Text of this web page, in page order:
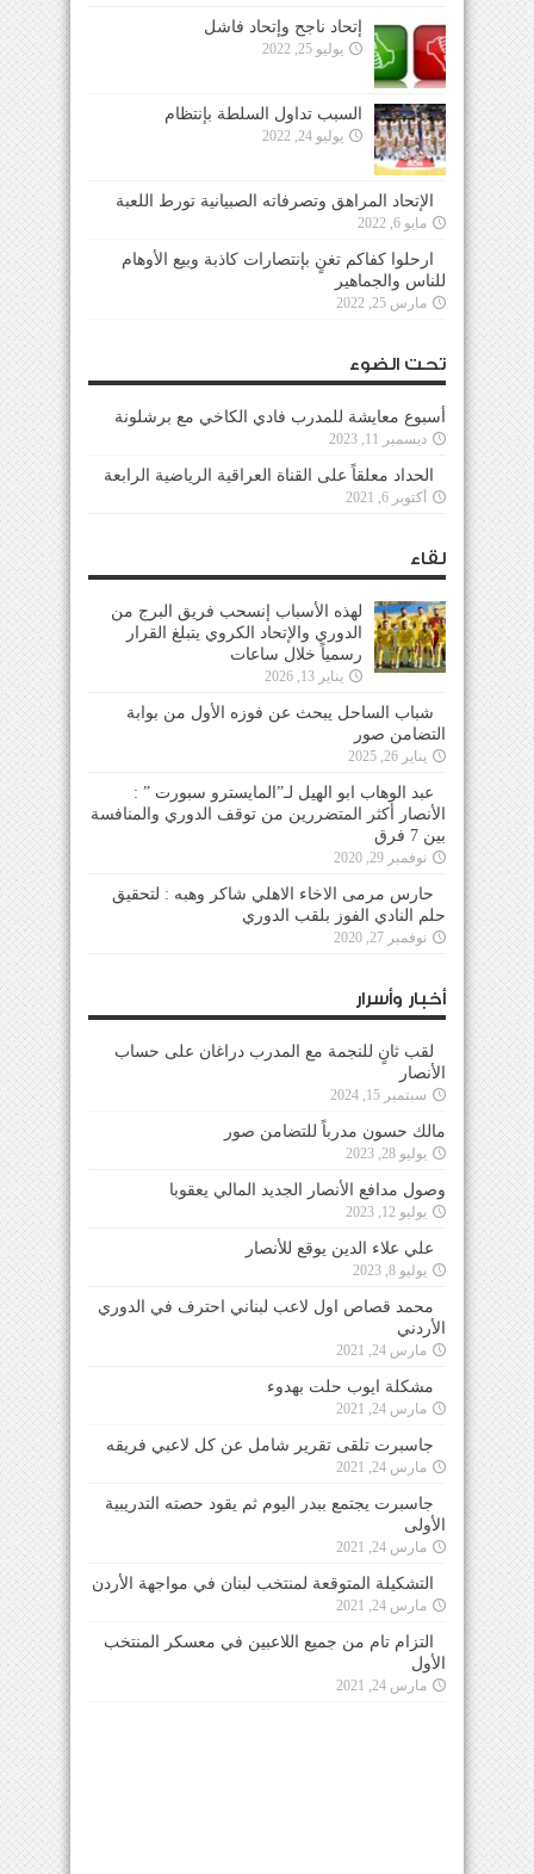
إتحاد ناجح وإتحاد فاشل
يوليو 25, 2022
السبب تداول السلطة بإنتظام
يوليو 24, 2022
الإتحاد المراهق وتصرفاته الصبيانية تورط اللعبة
مايو 6, 2022
ارحلوا كفاكم تغنٍ بإنتصارات كاذبة وبيع الأوهام
للناس والجماهير
مارس 25, 2022
تحت الضوء
أسبوع معايشة للمدرب فادي الكاخي مع برشلونة
ديسمبر 11, 2023
الحداد معلقاً على القناة العراقية الرياضية الرابعة
أكتوبر 6, 2021
لقاء
لهذه الأسباب إنسحب فريق البرج من
الدوري والإتحاد الكروي يتبلغ القرار
رسمياً خلال ساعات
يناير 13, 2026
شباب الساحل يبحث عن فوزه الأول من بوابة
التضامن صور
يناير 26, 2025
عبد الوهاب ابو الهيل لـ”المايسترو سبورت ” :
الأنصار أكثر المتضررين من توقف الدوري والمنافسة
بين 7 فرق
نوفمبر 29, 2020
حارس مرمى الاخاء الاهلي شاكر وهبه : لتحقيق
حلم النادي الفوز بلقب الدوري
نوفمبر 27, 2020
أخبار وأسرار
لقب ثانٍ للنجمة مع المدرب دراغان على حساب
الأنصار
سبتمبر 15, 2024
مالك حسون مدرباً للتضامن صور
يوليو 28, 2023
وصول مدافع الأنصار الجديد المالي يعقوبا
يوليو 12, 2023
علي علاء الدين يوقع للأنصار
يوليو 8, 2023
محمد قصاص اول لاعب لبناني احترف في الدوري
الأردني
مارس 24, 2021
مشكلة ايوب حلت بهدوء
مارس 24, 2021
جاسبرت تلقى تقرير شامل عن كل لاعبي فريقه
مارس 24, 2021
جاسبرت يجتمع ببدر اليوم ثم يقود حصته التدريبية
الأولى
مارس 24, 2021
التشكيلة المتوقعة لمنتخب لبنان في مواجهة الأردن
مارس 24, 2021
التزام تام من جميع اللاعبين في معسكر المنتخب
الأول
مارس 24, 2021